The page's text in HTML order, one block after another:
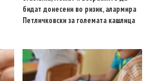
бидат донесени во ризик, алармира
Петличковски за големата кашлица